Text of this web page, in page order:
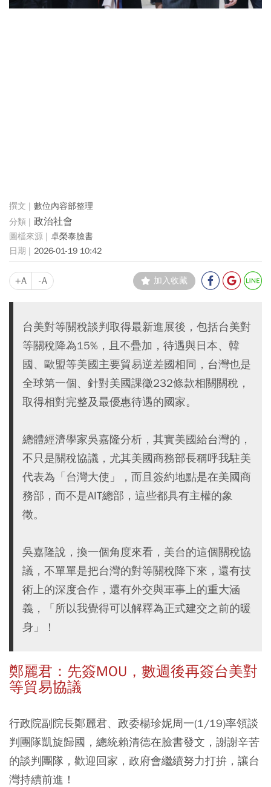
數位內容部整理
政治社會
卓榮泰臉書
2026-01-19 10:42
+A -A 加入收藏
台美對等關稅談判取得最新進展後，包括台美對
等關稅降為15%，且不疊加，待遇與日本、韓
國、歐盟等美國主要貿易逆差國相同，台灣也是
全球第一個、針對美國課徵232條款相關關稅，
取得相對完整及最優惠待遇的國家。
總體經濟學家吳嘉隆分析，其實美國給台灣的，
不只是關稅協議，尤其美國商務部長稱呼我駐美
代表為「台灣大使」，而且簽約地點是在美國商
務部，而不是AIT總部，這些都具有主權的象
徵。
吳嘉隆說，換一個角度來看，美台的這個關稅協
議，不單單是把台灣的對等關稅降下來，還有技
術上的深度合作，還有外交與軍事上的重大涵
義，「所以我覺得可以解釋為正式建交之前的暖
身」！
鄭麗君：先簽MOU，數週後再簽台美對
等貿易協議
行政院副院長鄭麗君、政委楊珍妮周一(1/19)率領談
判團隊凱旋歸國，總統賴清德在臉書發文，謝謝辛苦
的談判團隊，歡迎回家，政府會繼續努力打拚，讓台
灣持續前進！